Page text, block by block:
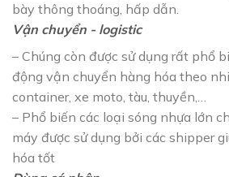
bày thông thoáng, hấp dẫn.
Vận chuyển - logistic
– Chúng còn được sử dụng rất phổ
động vận chuyển hàng hóa theo
container, xe moto, tàu, thuyền,…
– Phổ biến các loại sóng nhựa lớn
máy được sử dụng bởi các shipper
hóa tốt